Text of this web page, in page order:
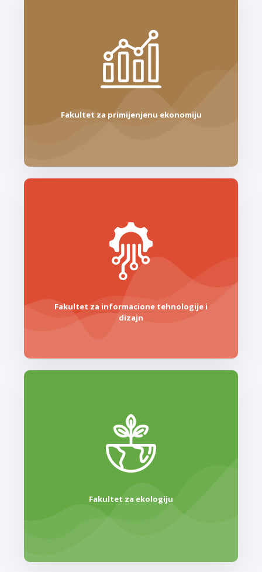
Fakultet za primijenjenu ekonomiju
Fakultet za informacione tehnologije i
dizajn
Fakultet za ekologiju